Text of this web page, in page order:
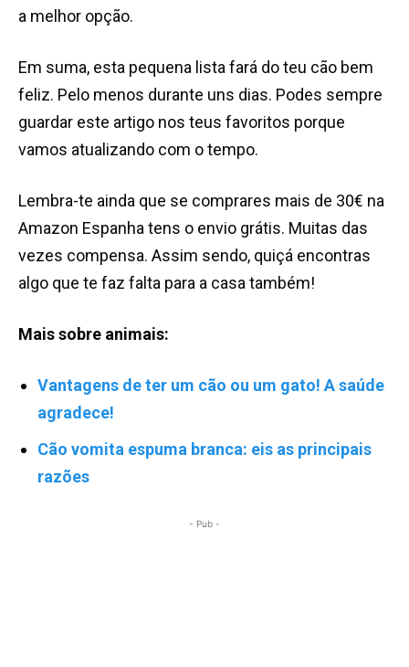
a melhor opção.
Em suma, esta pequena lista fará do teu cão bem
feliz. Pelo menos durante uns dias. Podes sempre
guardar este artigo nos teus favoritos porque
vamos atualizando com o tempo.
Lembra-te ainda que se comprares mais de 30€ na
Amazon Espanha tens o envio grátis. Muitas das
vezes compensa. Assim sendo, quiçá encontras
algo que te faz falta para a casa também!
Mais sobre animais:
Vantagens de ter um cão ou um gato! A saúde
agradece!
Cão vomita espuma branca: eis as principais
razões
- Pub -